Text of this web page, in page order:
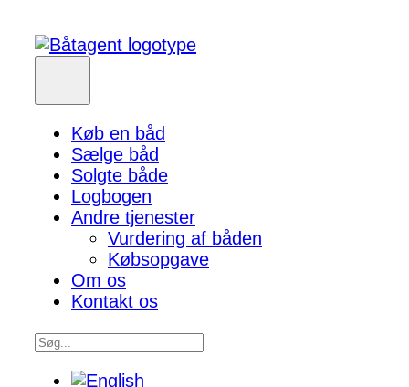
Køb en båd
Sælge båd
Solgte både
Logbogen
Andre tjenester
Vurdering af båden
Købsopgave
Om os
Kontakt os